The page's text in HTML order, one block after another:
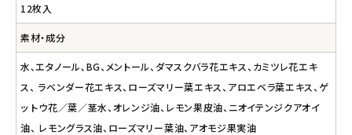
12枚入
素材・成分
水､エタノール､BG、メントール、ダマスクバラ花エキス、カミツレ花エキ
ス、 ラベンダー花エキス、ローズマリー葉エキス、アロエベラ葉エキス、ゲ
ッ トウ花／葉／茎水、オレンジ油、レモン果皮油、ニオイテンジクアオイ
油、 レモングラス油、ローズマリー葉油、アオモジ果実油